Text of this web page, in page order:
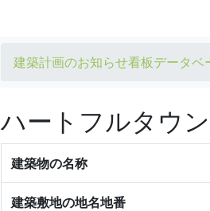
建築計画のお知らせ看板データベ
ハートフルタウ
建築物の名称
建築敷地の地名地番